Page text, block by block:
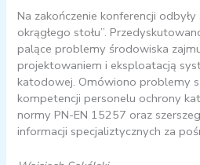
Na zakończenie konferencji
okrągłego stołu”.
palące problemy środowiska
projektowaniem i eksploatacją
katodowej. Omówiono problemy
kompetencji personelu ochrony
normy PN-EN 15257 oraz
informacji specjaliztycznych za